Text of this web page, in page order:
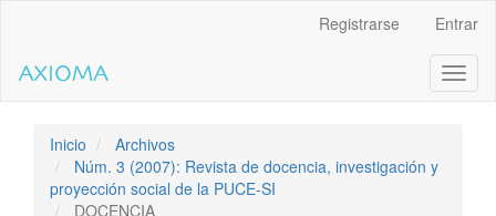
contenido
de
Navegación
principal
Contenido
Registrarse Entrar
Inicio
Archivos
Núm. 3 (2007): Revista de docencia, investigación y
proyección social de la PUCE-SI
DOCENCIA